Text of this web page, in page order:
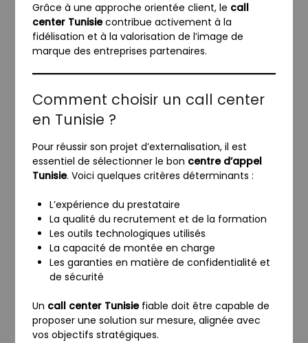
Grâce à une approche orientée client, le call
center Tunisiecontribue activement à la
fidélisation et à la valorisation de l’image de
marque des entreprises partenaires.
Comment choisir un call center
en Tunisie ?
Pour réussir son projet d’externalisation, il est
essentiel de sélectionner le bon centre d’appel
Tunisie. Voici quelques critères déterminants :
L’expérience du prestataire
La qualité du recrutement et de la formation
Les outils technologiques utilisés
La capacité de montée en charge
Les garanties en matière de confidentialité et
de sécurité
Un call center Tunisiefiable doit être capable de
proposer une solution sur mesure, alignée avec
vos objectifs stratégiques.